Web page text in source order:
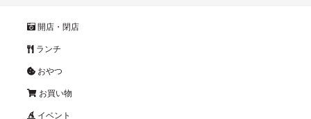
開店・閉店
ランチ
おやつ
お買い物
イベント